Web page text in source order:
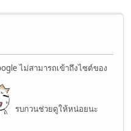
ไม่สามารถเข้าถึงไซต์ของ
รบกวนช่วยดูให้หน่อยนะ